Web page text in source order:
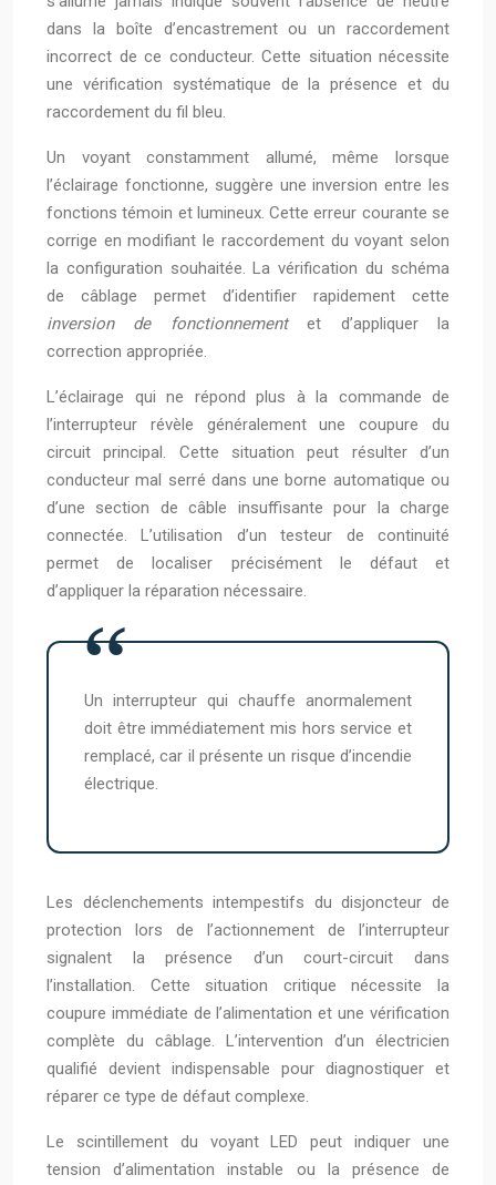
dans la boîte d’encastrement ou un raccordement
incorrect de ce conducteur. Cette situation nécessite
une vérification systématique de la présence et du
raccordement du fil bleu.
Un voyant constamment allumé, même lorsque
l’éclairage fonctionne, suggère une inversion entre les
fonctions témoin et lumineux. Cette erreur courante se
corrige en modifiant le raccordement du voyant selon
la configuration souhaitée. La vérification du schéma
de câblage permet d’identifier rapidement cette
inversion de fonctionnementet d’appliquer la
correction appropriée.
L’éclairage qui ne répond plus à la commande de
l’interrupteur révèle généralement une coupure du
circuit principal. Cette situation peut résulter d’un
conducteur mal serré dans une borne automatique ou
d’une section de câble insuffisante pour la charge
connectée. L’utilisation d’un testeur de continuité
permet de localiser précisément le défaut et
d’appliquer la réparation nécessaire.
Un interrupteur qui chauffe anormalement
doit être immédiatement mis hors service et
remplacé, car il présente un risque d’incendie
électrique.
Les déclenchements intempestifs du disjoncteur de
protection lors de l’actionnement de l’interrupteur
signalent la présence d’un court-circuit dans
l’installation. Cette situation critique nécessite la
coupure immédiate de l’alimentation et une vérification
complète du câblage. L’intervention d’un électricien
qualifié devient indispensable pour diagnostiquer et
réparer ce type de défaut complexe.
Le scintillement du voyant LED peut indiquer une
tension d’alimentation instable ou la présence de